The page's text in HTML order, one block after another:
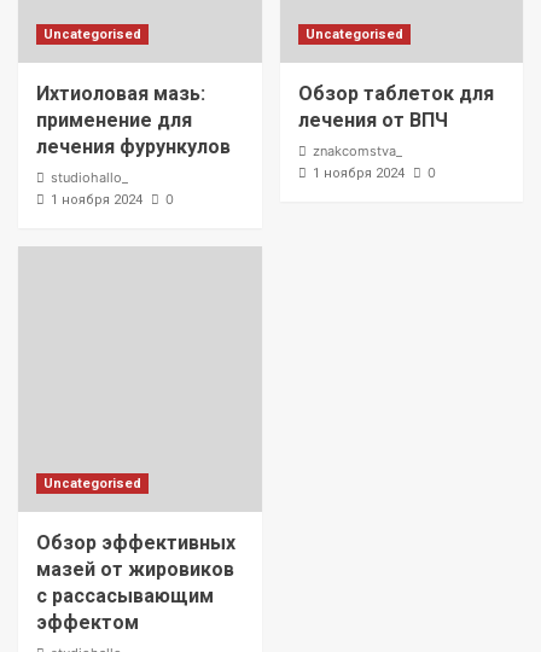
Uncategorised
Ихтиоловая мазь:
применение для
лечения фурункулов
studiohallo_
1 ноября 2024 0
Uncategorised
Обзор таблеток для
лечения от ВПЧ
znakcomstva_
1 ноября 2024 0
Uncategorised
Обзор эффективных
мазей от жировиков
с рассасывающим
эффектом